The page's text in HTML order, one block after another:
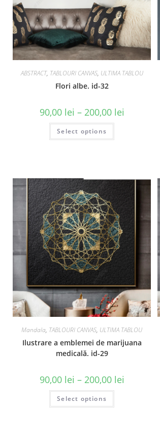
ABSTRACT, TABLOURI CANVAS, ULTIMA TABLOU
Flori albe. id-32
90,00 lei – 200,00 lei
Select options
Mandala, TABLOURI CANVAS, ULTIMA TABLOU
Ilustrare a emblemei de marijuana
medicală. id-29
90,00 lei – 200,00 lei
Select options